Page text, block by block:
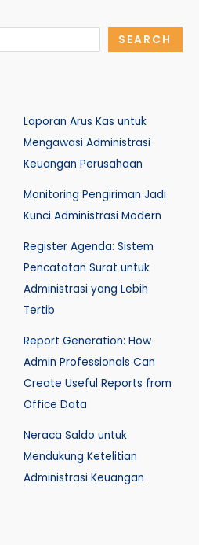
SEARCH
Laporan Arus Kas untuk
Mengawasi Administrasi
Keuangan Perusahaan
Monitoring Pengiriman Jadi
Kunci Administrasi Modern
Register Agenda: Sistem
Pencatatan Surat untuk
Administrasi yang Lebih
Tertib
Report Generation: How
Admin Professionals Can
Create Useful Reports from
Office Data
Neraca Saldo untuk
Mendukung Ketelitian
Administrasi Keuangan